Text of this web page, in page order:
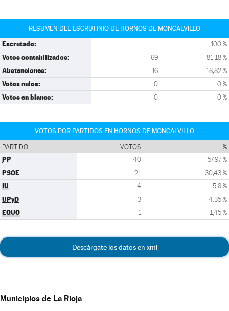
RESUMEN DEL ESCRUTINIO DE HORNOS DE MONCALVILLO
Escrutado: 100 %
Votos contabilizados: 69 81,18 %
Abstenciones: 16 18,82 %
Votos nulos: 0 0 %
Votos en blanco: 0 0 %
VOTOS POR PARTIDOS EN HORNOS DE MONCALVILLO
PARTIDO VOTOS %
PP 40 57,97 %
PSOE 21 30,43 %
IU 4 5,8 %
UPyD 3 4,35 %
EQUO 1 1,45 %
Descárgate los datos en xml
Municipios de La Rioja